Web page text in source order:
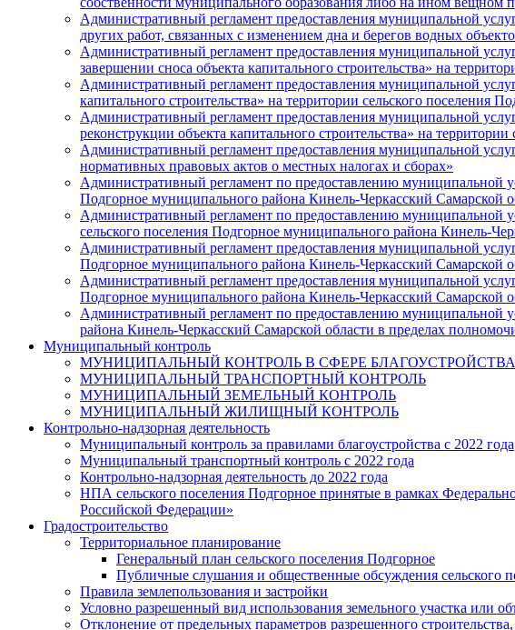
Административный регламент предоставления муниципальной
других работ, связанных с изменением дна и берегов водных
Административный регламент предоставления муниципальной
завершении сноса объекта капитального строительства» на
Административный регламент предоставления муниципальной
капитального строительства» на территории сельского
Административный регламент предоставления муниципальной
реконструкции объекта капитального строительства» на
Административный регламент предоставления муниципальной
нормативных правовых актов о местных налогах и сборах»
Административный регламент по предоставлению муниципальной
Подгорное муниципального района Кинель-Черкасский Самарской
Административный регламент по предоставлению муниципальной
сельского поселения Подгорное муниципального района Кинель-
Административный регламент предоставления муниципальной
Подгорное муниципального района Кинель-Черкасский Самарской
Административный регламент предоставления муниципальной
Подгорное муниципального района Кинель-Черкасский Самарской
Административный регламент по предоставлению муниципальной
района Кинель-Черкасский Самарской области в пределах
Муниципальный контроль
МУНИЦИПАЛЬНЫЙ КОНТРОЛЬ В СФЕРЕ БЛАГОУСТРОЙСТВА
МУНИЦИПАЛЬНЫЙ ТРАНСПОРТНЫЙ КОНТРОЛЬ
МУНИЦИПАЛЬНЫЙ ЗЕМЕЛЬНЫЙ КОНТРОЛЬ
МУНИЦИПАЛЬНЫЙ ЖИЛИЩНЫЙ КОНТРОЛЬ
Контрольно-надзорная деятельность
Муниципальный контроль за правилами благоустройства с 2022 года
Муниципальный транспортный контроль с 2022 года
Контрольно-надзорная деятельность до 2022 года
НПА сельского поселения Подгорное принятые в рамках
Российской Федерации»
Градостроительство
Территориальное планирование
Генеральный план сельского поселения Подгорное
Публичные слушания и общественные обсуждения сельского
Правила землепользования и застройки
Условно разрешенный вид использования земельного участка или
Отклонение от предельных параметров разрешенного